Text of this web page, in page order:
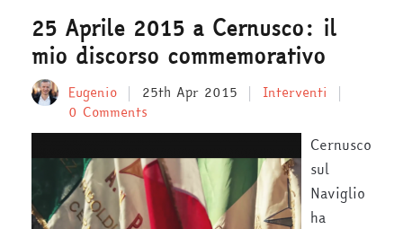
25 Aprile 2015 a Cernusco: il
mio discorso commemorativo
Eugenio 25th Apr 2015
Interventi
0 Comments
Cernusco
sul
Naviglio
ha